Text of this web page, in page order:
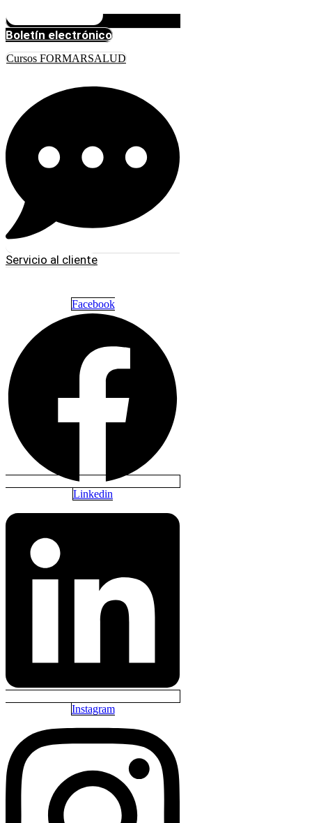
Boletín electrónico
Cursos FORMARSALUD
Servicio al cliente
Facebook
Linkedin
Instagram